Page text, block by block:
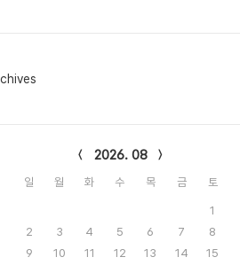
2026. 08
일 월 화 수 목 금 토
1
2
3 4 5 6 7
8
9
10 11 12 13 14
15